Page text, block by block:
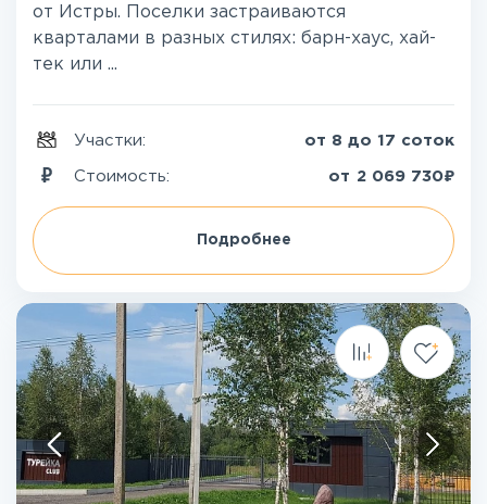
от Истры. Поселки застраиваются
кварталами в разных стилях: барн-хаус, хай-
тек или ...
Участки: от 8 до 17 соток
Стоимость: от 2 069 730₽
Подробнее